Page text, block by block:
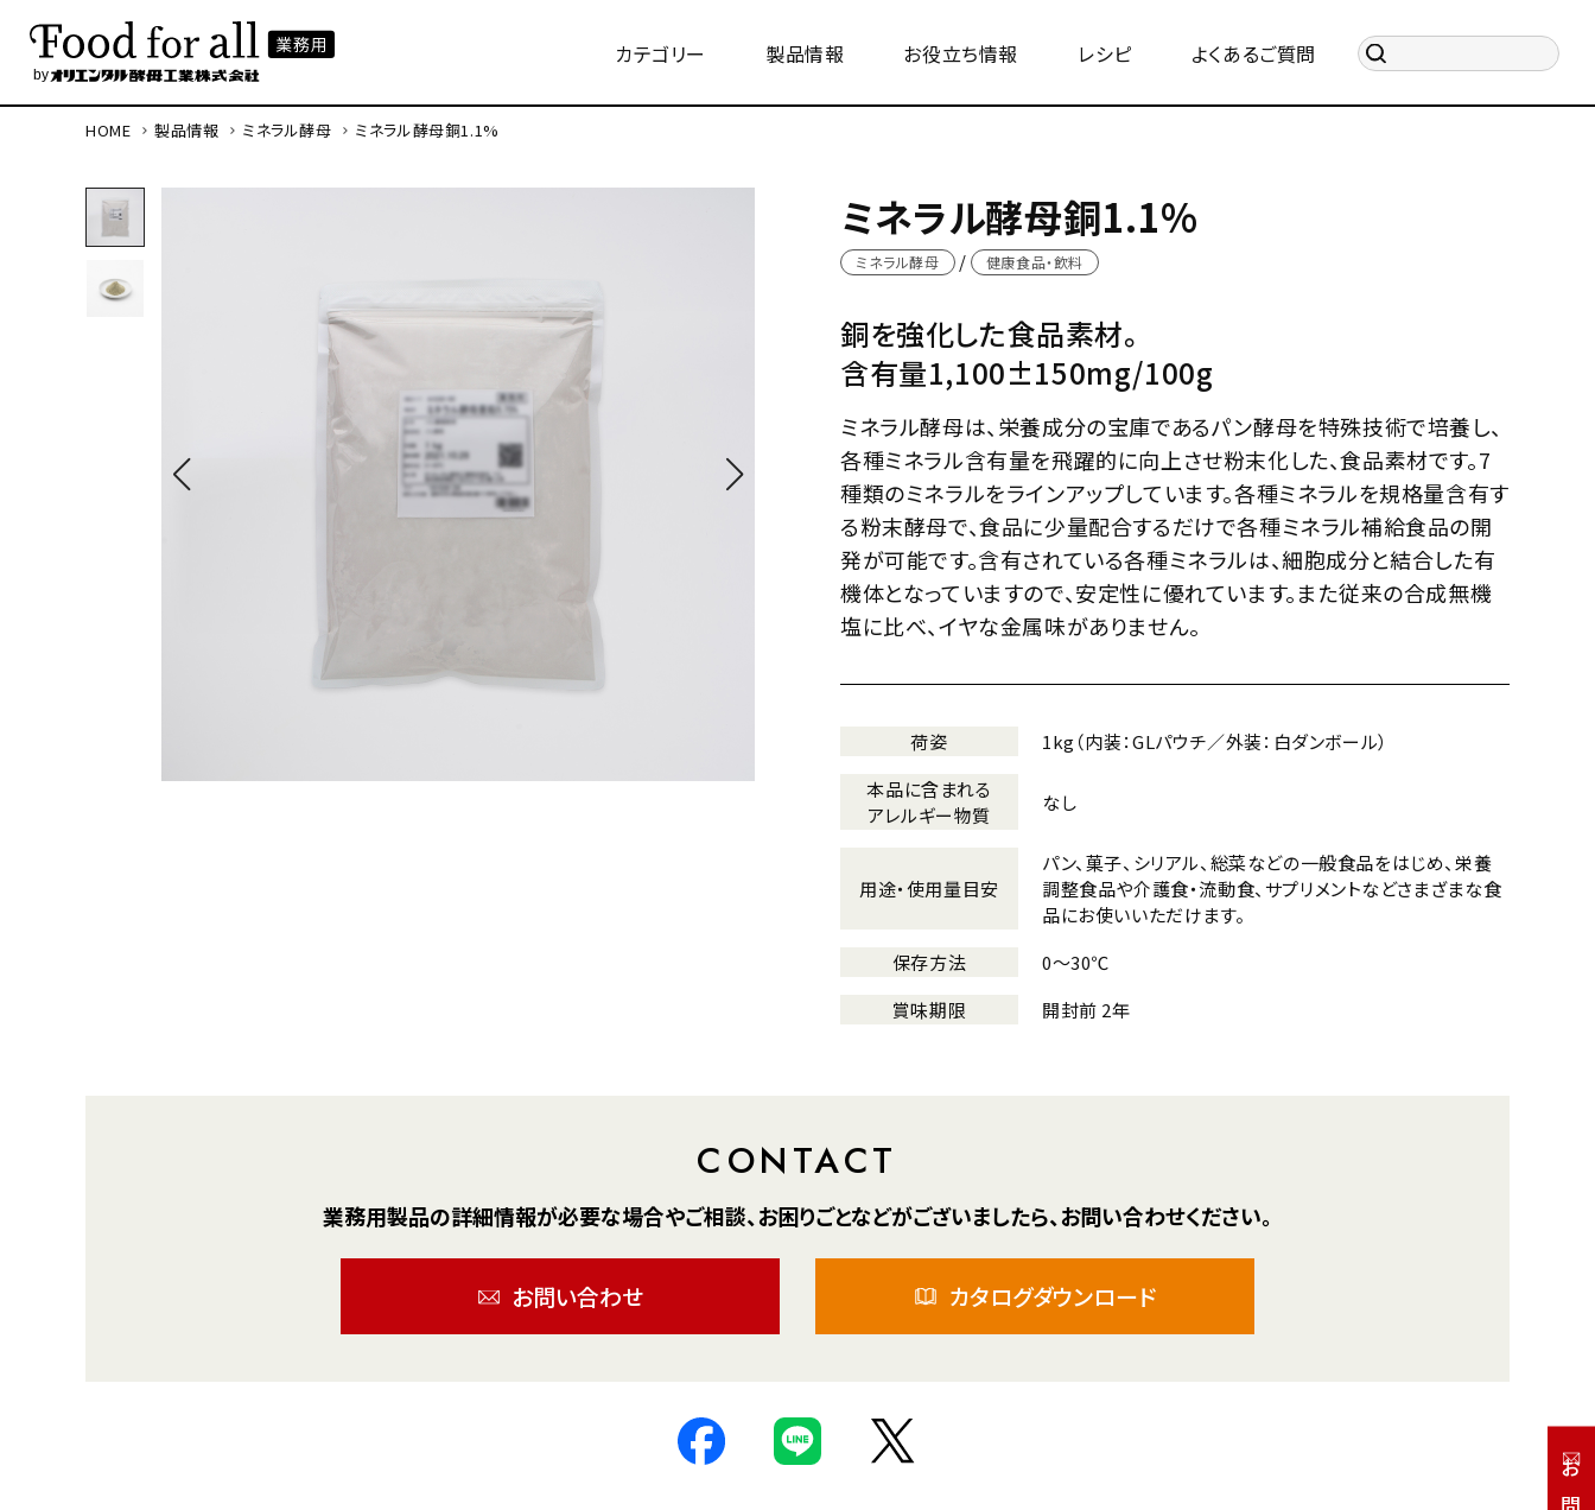
カテゴリー 製品情報 お役立ち情報 レシピ よくあるご質問
HOME 製品情報 ミネラル酵母 ミネラル酵母銅1.1%
ミネラル酵母銅1.1%
ミネラル酵母 健康食品・飲料
銅を強化した食品素材。
含有量1,100±150mg/100g
ミネラル酵母は、栄養成分の宝庫であるパン酵母を特殊技術で培養し、
各種ミネラル含有量を飛躍的に向上させ粉末化した、食品素材です。7
種類のミネラルをラインアップしています。各種ミネラルを規格量含有す
る粉末酵母で、食品に少量配合するだけで各種ミネラル補給食品の開
発が可能です。含有されている各種ミネラルは、細胞成分と結合した有
機体となっていますので、安定性に優れています。また従来の合成無機
塩に比べ、イヤな金属味がありません。
荷姿
1kg（内装：GLパウチ／外装：白ダンボール）
本品に含まれる
アレルギー物質
なし
用途・使用量目安
パン、菓子、シリアル、総菜などの一般食品をはじめ、栄養
調整食品や介護食・流動食、サプリメントなどさまざまな食
品にお使いいただけます。
保存方法
0～30℃
賞味期限
開封前 2年
CONTACT
業務用製品の詳細情報が必要な場合やご相談、お困りごとなどがございましたら、お問い合わせください。
お問い合わせ カタログダウンロード